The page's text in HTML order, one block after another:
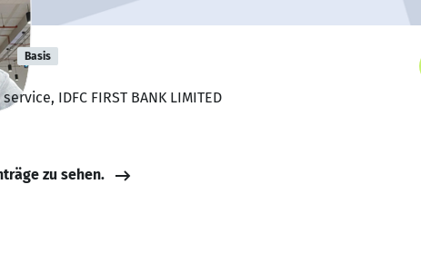
Basis
IDFC FIRST BANK LIMITED
zu sehen.